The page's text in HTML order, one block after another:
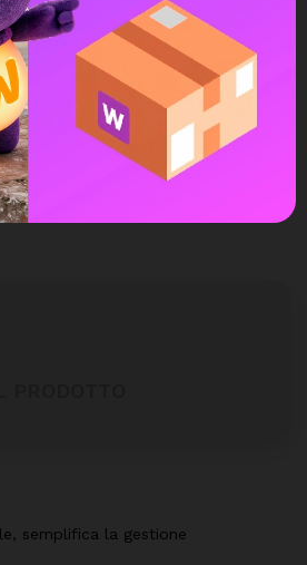
Ampia scelta di pagamenti
Spedizione express veloce
Possibilità di reso e rimborso
semplifica la gestione